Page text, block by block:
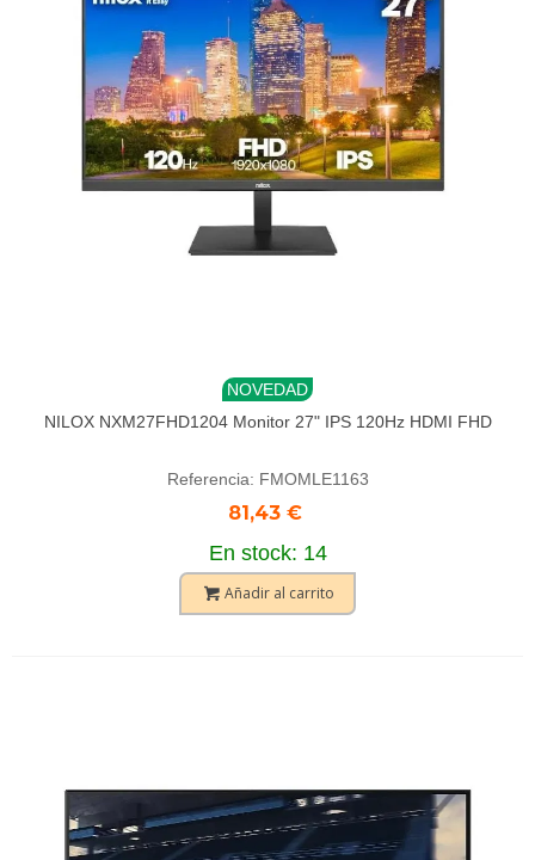
NOVEDAD
NILOX NXM27FHD1204 Monitor 27" IPS 120Hz HDMI FHD
Referencia: FMOMLE1163
81,43 €
En stock: 14
Añadir al carrito